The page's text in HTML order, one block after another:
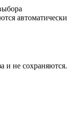
автоматически
и не сохраняются.